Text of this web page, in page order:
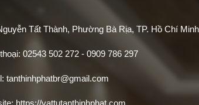
Tất Thành, Phường Bà Rịa, TP. Hồ Chí
02543 502 272 - 0909 786 297
tanthinhphatbr@gmail.com